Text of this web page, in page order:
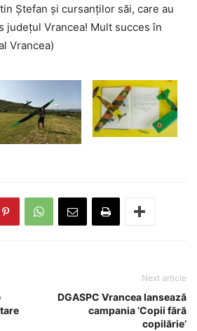
Ștefan și cursanților săi, care au
județul Vrancea! Mult succes în
Vrancea)
Next article
DGASPC Vrancea lansează
campania ‘Copii fără
copilărie’